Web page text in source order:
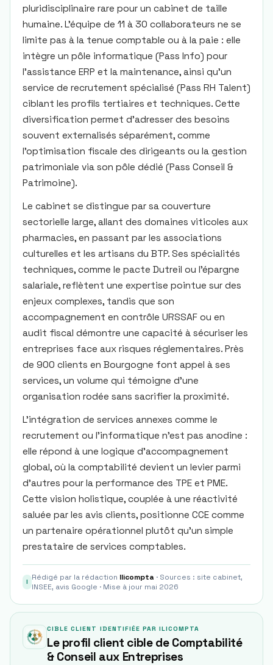
pluridisciplinaire rare pour un cabinet de taille
humaine. L’équipe de 11 à 30 collaborateurs ne se
limite pas à la tenue comptable ou à la paie : elle
intègre un pôle informatique (Pass Info) pour
l’assistance ERP et la maintenance, ainsi qu’un
service de recrutement spécialisé (Pass RH Talent)
ciblant les profils tertiaires et techniques. Cette
diversification permet d’adresser des besoins
souvent externalisés séparément, comme
l’optimisation fiscale des dirigeants ou la gestion
patrimoniale via son pôle dédié (Pass Conseil &
Patrimoine).
Le cabinet se distingue par sa couverture
sectorielle large, allant des domaines viticoles aux
pharmacies, en passant par les associations
culturelles et les artisans du BTP. Ses spécialités
techniques, comme le pacte Dutreil ou l’épargne
salariale, reflètent une expertise pointue sur des
enjeux complexes, tandis que son
accompagnement en contrôle URSSAF ou en
audit fiscal démontre une capacité à sécuriser les
entreprises face aux risques réglementaires. Près
de 900 clients en Bourgogne font appel à ses
services, un volume qui témoigne d’une
organisation rodée sans sacrifier la proximité.
L’intégration de services annexes comme le
recrutement ou l’informatique n’est pas anodine :
elle répond à une logique d’accompagnement
global, où la comptabilité devient un levier parmi
d’autres pour la performance des TPE et PME.
Cette vision holistique, couplée à une réactivité
saluée par les avis clients, positionne CCE comme
un partenaire opérationnel plutôt qu’un simple
prestataire de services comptables.
I Rédigé par la rédaction Ilicompta · Sources : site cabinet,
INSEE, avis Google · Mise à jour mai 2026
CIBLE CLIENT IDENTIFIÉE PAR ILICOMPTA
Le profil client cible de Comptabilité
& Conseil aux Entreprises